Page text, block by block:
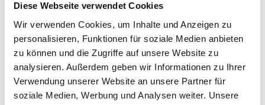
Diese Webseite verwendet Cookies
Wir verwenden Cookies, um Inhalte und Anzeigen zu
personalisieren, Funktionen für soziale Medien anbieten
zu können und die Zugriffe auf unsere Website zu
analysieren. Außerdem geben wir Informationen zu Ihrer
Verwendung unserer Website an unsere Partner für
soziale Medien, Werbung und Analysen weiter. Unsere
Die Conradin-Kreutzer-Tafel ist nach dem 1780 in
Meßkirch geborenen Komponisten Conradin Kreutzer
benannt. Seit 1998 wird die Auszeichnung jährlich von